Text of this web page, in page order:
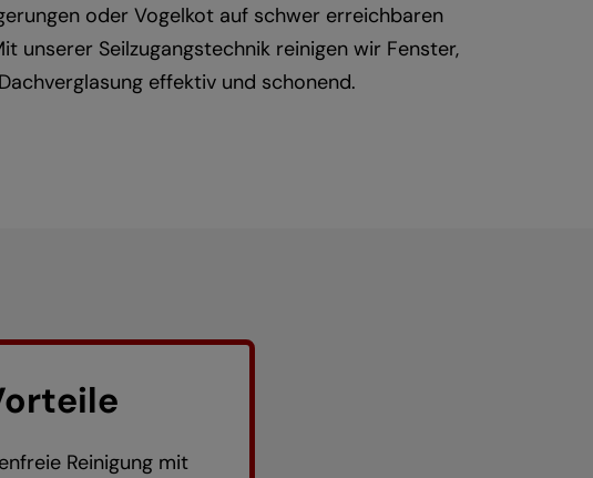
oder Vogelkot auf schwer erreichbaren
unserer Seilzugangstechnik reinigen wir Fenster,
effektiv und schonend.
Reinigung mit